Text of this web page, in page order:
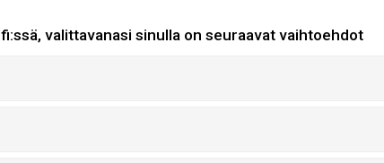
valittavanasi sinulla on seuraavat vaihtoehdot